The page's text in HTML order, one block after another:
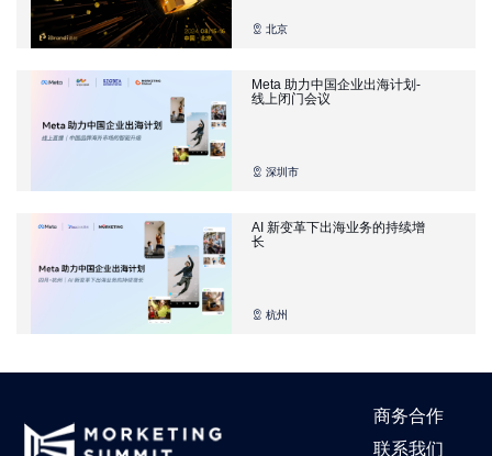
北京
Meta 助力中国企业出海计划-
线上闭门会议
深圳市
AI 新变革下出海业务的持续增
长
杭州
商务合作
联系我们